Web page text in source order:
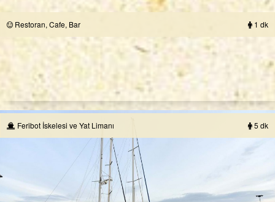
Restoran, Cafe, Bar 1 dk
Feribot İskelesi ve Yat Limanı 5 dk